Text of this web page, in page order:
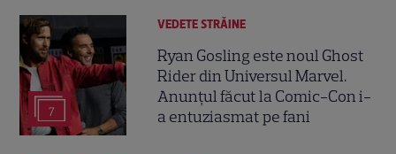
7
VEDETE STRĂINE
Ryan Gosling este noul Ghost
Rider din Universul Marvel.
Anunțul făcut la Comic-Con i-
a entuziasmat pe fani